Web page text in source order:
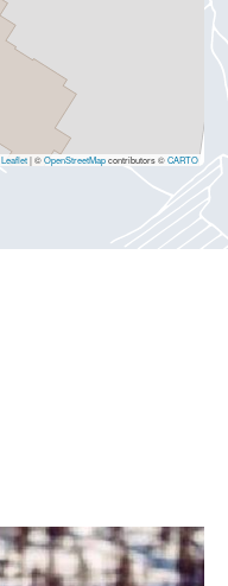
Leaflet|©OpenStreetMapcontributors ©CARTO